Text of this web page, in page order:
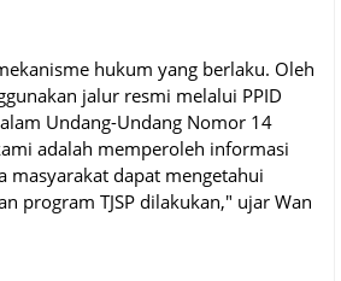
hukum yang berlaku. Oleh
jalur resmi melalui PPID
Undang-Undang Nomor 14
adalah memperoleh informasi
masyarakat dapat mengetahui
program TJSP dilakukan," ujar Wan